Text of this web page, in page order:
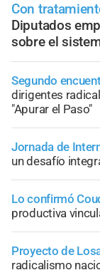
Con
Diputados
sobre el
Segundo
dirigentes
"Apurar el Paso"
Jornada de
un desafío
Lo confirmó
productiva
Proyecto de
radicalismo